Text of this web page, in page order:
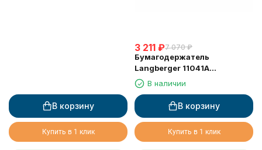
В корзину
Купить в 1 клик
3 211 ₽7 070 ₽
Бумагодержатель
Langberger 11041A
туалетной бумаги с
крышкой
В наличии
В корзину
Купить в 1 клик